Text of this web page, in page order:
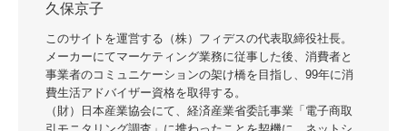
久保京子
このサイトを運営する（株）フィデスの代表取締役社長。
メーカーにてマーケティング業務に従事した後、消費者と
事業者のコミュニケーションの架け橋を目指し、99年に消
費生活アドバイザー資格を取得する。
（財）日本産業協会にて、経済産業省委託事業「電子商取